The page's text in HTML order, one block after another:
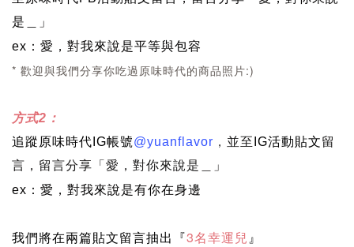
是＿」
ex： 愛，對我來說是平等與包容
* 歡迎與我們分享你吃過原味時代的商品照片:)
方式2：
追蹤原味時代IG帳號@yuanflavor ， 並至 IG活動貼文留
言，留言分享 「愛，對你來說是＿」
ex： 愛，對我來說是有你在身邊
我們將在兩篇貼文留言抽出『3名幸運兒』